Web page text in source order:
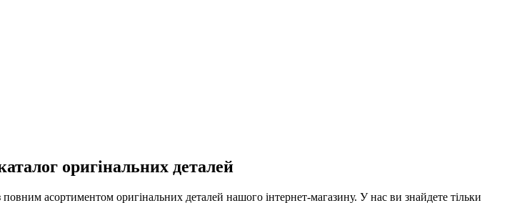
оригінальних деталей
асортиментом оригінальних деталей нашого інтернет-магазину. У нас ви знайдете тільки